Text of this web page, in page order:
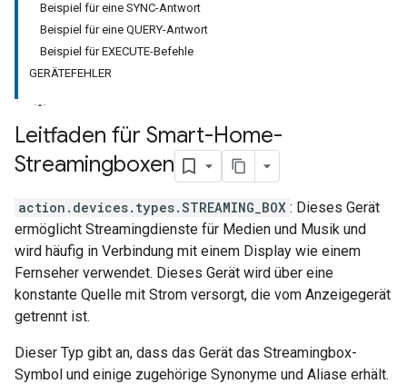
Beispiel für eine SYNC-Antwort
Beispiel für eine QUERY-Antwort
Beispiel für EXECUTE-Befehle
GERÄTEFEHLER
Leitfaden für Smart-Home-
Streamingboxen
action.devices.types.STREAMING_BOX : Dieses Gerät
ermöglicht Streamingdienste für Medien und Musik und
wird häufig in Verbindung mit einem Display wie einem
Fernseher verwendet. Dieses Gerät wird über eine
konstante Quelle mit Strom versorgt, die vom Anzeigegerät
getrennt ist.
Dieser Typ gibt an, dass das Gerät das Streamingbox-
Symbol und einige zugehörige Synonyme und Aliase erhält.